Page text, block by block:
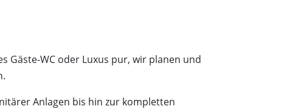
Gäste-WC oder Luxus pur, wir planen und
Anlagen bis hin zur kompletten